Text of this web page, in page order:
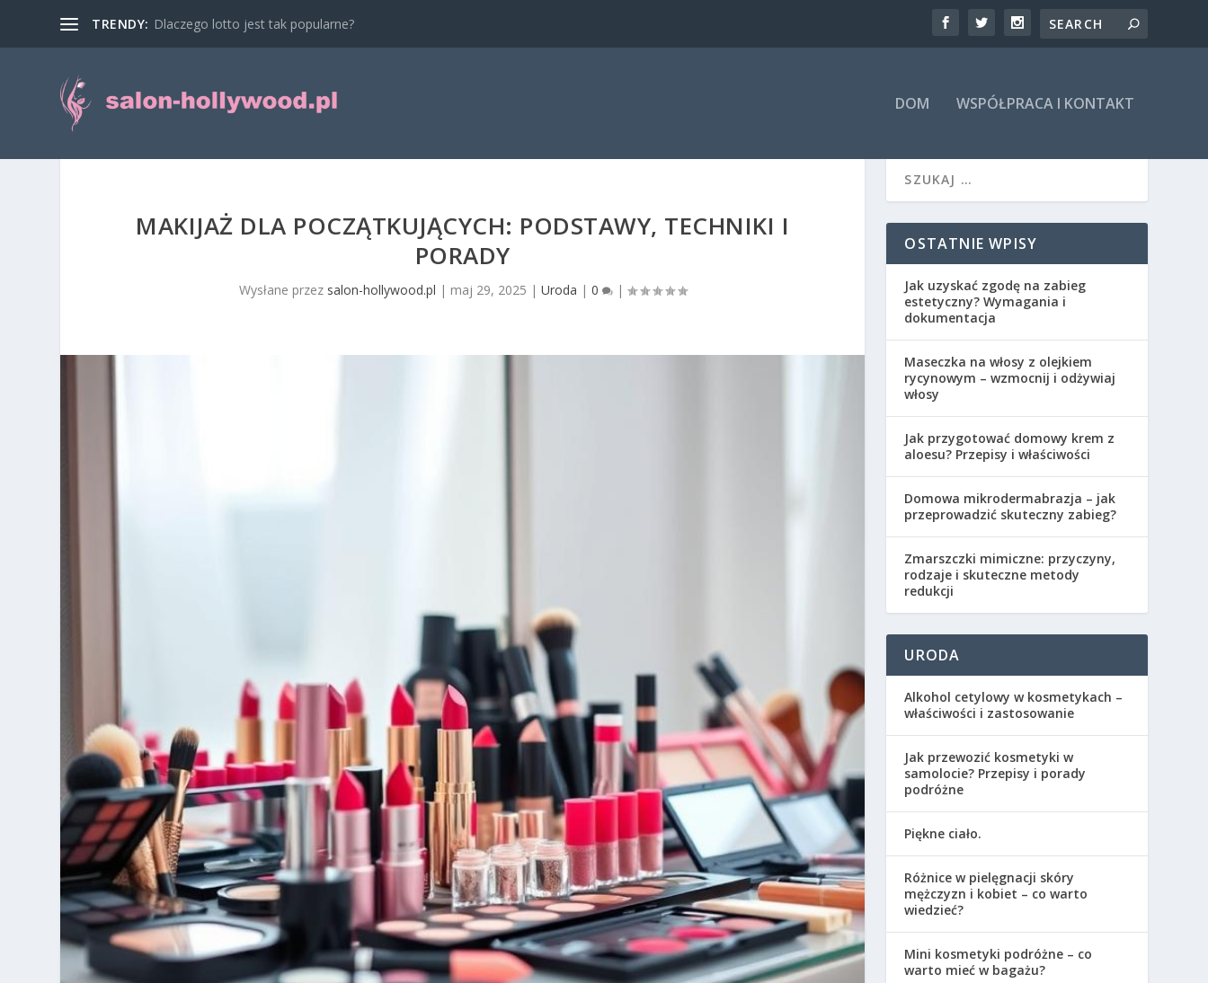
TRENDY: Dlaczego lotto jest tak popularne?
DOM WSPÓŁPRACA I KONTAKT
MAKIJAŻ DLA POCZĄTKUJĄCYCH: PODSTAWY, TECHNIKI I
PORADY
Wysłane przez salon-hollywood.pl | maj 29, 2025 | Uroda | 0 |
OSTATNIE WPISY
Jak uzyskać zgodę na zabieg
estetyczny? Wymagania i
dokumentacja
Maseczka na włosy z olejkiem
rycynowym – wzmocnij i odżywiaj
włosy
Jak przygotować domowy krem z
aloesu? Przepisy i właściwości
Domowa mikrodermabrazja – jak
przeprowadzić skuteczny zabieg?
Zmarszczki mimiczne: przyczyny,
rodzaje i skuteczne metody
redukcji
URODA
Alkohol cetylowy w kosmetykach –
właściwości i zastosowanie
Jak przewozić kosmetyki w
samolocie? Przepisy i porady
podróżne
Piękne ciało.
Różnice w pielęgnacji skóry
mężczyzn i kobiet – co warto
wiedzieć?
Mini kosmetyki podróżne – co
warto mieć w bagażu?